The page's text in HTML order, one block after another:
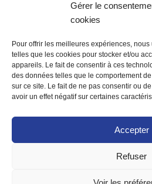
Gérer le
cookies
Pour offrir les meilleures expériences,
telles que les cookies pour stocker et/ou
appareils. Le fait de consentir à ces
des données telles que le comportement
sur ce site. Le fait de ne pas consentir ou
avoir un effet négatif sur certaines
Accepter
Refuser
petites et
Notre
POLITIQUE DE